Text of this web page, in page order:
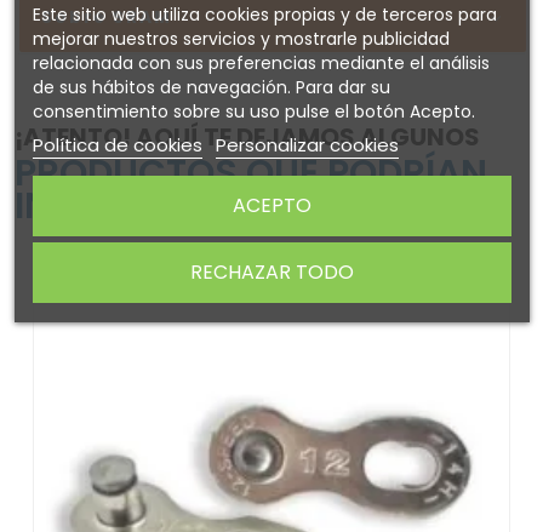
Sobre SRAM
¡ATENTO! AQUÍ TE DEJAMOS ALGUNOS
PRODUCTOS QUE PODRÍAN
INTERESARTE
Este sitio web utiliza cookies propias y de terceros para
mejorar nuestros servicios y mostrarle publicidad
relacionada con sus preferencias mediante el análisis
de sus hábitos de navegación. Para dar su
consentimiento sobre su uso pulse el botón Acepto.
Política de cookies Personalizar cookies
RECHAZAR TODO
ACEPTO